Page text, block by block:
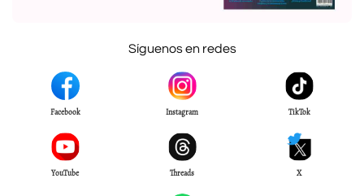
Síguenos en redes
Facebook Instagram TikTok
YouTube Threads X